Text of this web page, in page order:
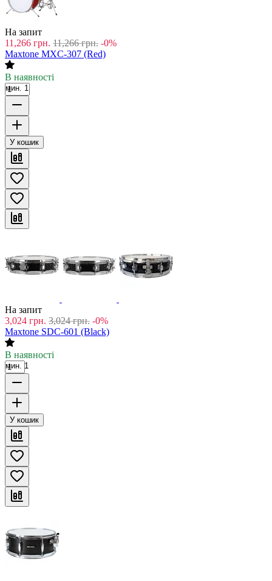
На запит
11,266 грн. 11,266 грн. -0%
Maxtone MXC-307 (Red)
В наявності
мин. 1
У кошик
На запит
3,024 грн. 3,024 грн. -0%
Maxtone SDC-601 (Black)
В наявності
мин. 1
У кошик